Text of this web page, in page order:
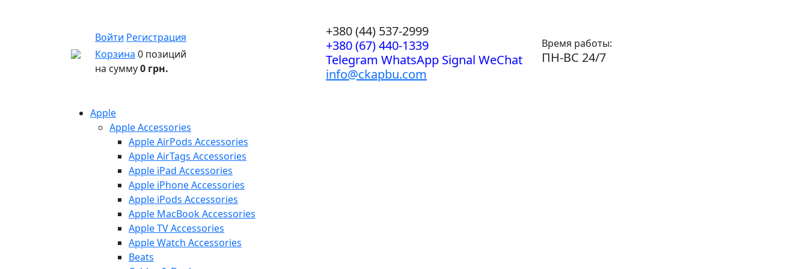
Войти Регистрация
Корзина 0 позиций
на сумму0 грн.
+380 (44) 537-2999
+380 (67) 440-1339
Telegram WhatsApp Signal WeChat
info@ckapbu.com
Время работы:
ПН-ВС 24/7
Apple
Apple Accessories
Apple AirPods Accessories
Apple AirTags Accessories
Apple iPad Accessories
Apple iPhone Accessories
Apple iPods Accessories
Apple MacBook Accessories
Apple TV Accessories
Apple Watch Accessories
Beats